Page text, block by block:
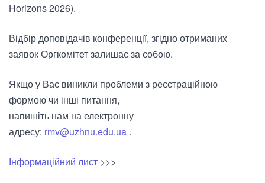
Horizons 2026).
Відбір доповідачів конференції, згідно отриманих
заявок Оргкомітет залишає за собою.
Якщо у Вас виникли проблеми з реєстраційною
формою чи інші питання,
напишіть нам на електронну
адресу: rmv@uzhnu.edu.ua .
Інформаційний лист >>>